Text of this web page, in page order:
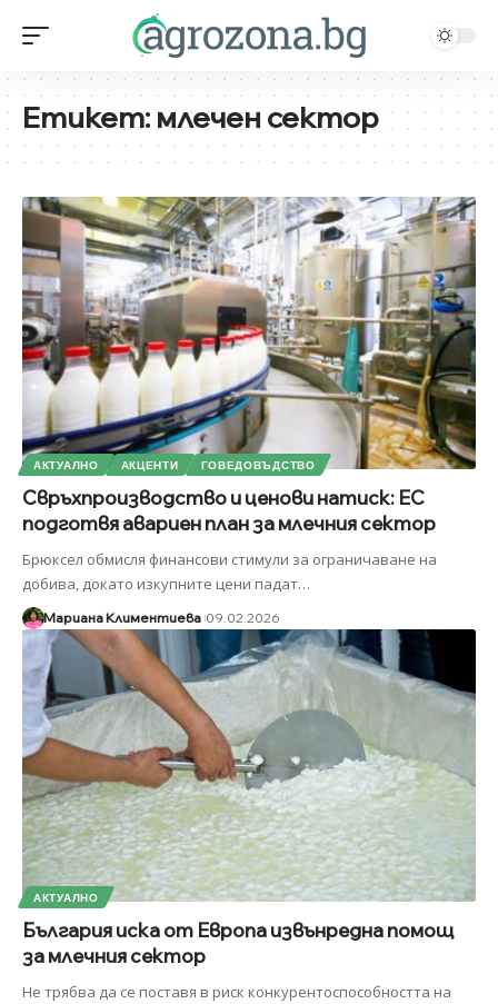
Етикет:млечен сектор
АКТУАЛНО АКЦЕНТИ ГОВЕДОВЪДСТВО
Свръхпроизводство и ценови натиск: ЕС
подготвя авариен план за млечния сектор
Брюксел обмисля финансови стимули за ограничаване на
добива, докато изкупните цени падат…
Мариана Климентиева 09.02.2026
АКТУАЛНО
България иска от Европа извънредна помощ
за млечния сектор
Не трябва да се поставя в риск конкурентоспособността на